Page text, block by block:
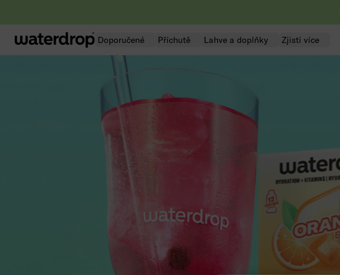
na
obsah
Doporučené Příchutě Lahve a doplňky Zjisti více